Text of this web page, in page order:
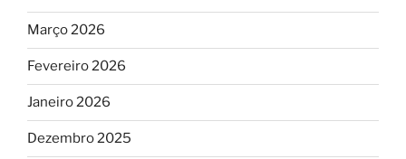
Março 2026
Fevereiro 2026
Janeiro 2026
Dezembro 2025